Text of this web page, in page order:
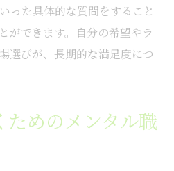
った具体的な質問をすること
ができます。自分の希望やラ
選びが、長期的な満足度につ
ためのメンタル職